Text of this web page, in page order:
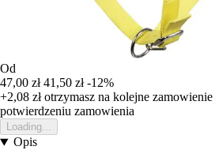
Od
47,00 zł 41,50 zł -12%
+2,08 złotrzymasz na kolejne zamowienie
potwierdzeniu zamowienia
Loading...
Opis